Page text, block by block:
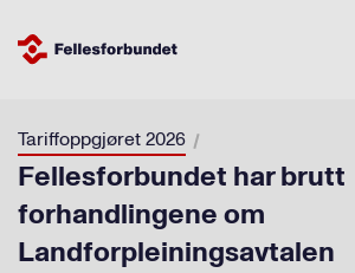
Tariffoppgjøret 2026
Fellesforbundet har brutt
forhandlingene om
Landforpleiningsavtalen